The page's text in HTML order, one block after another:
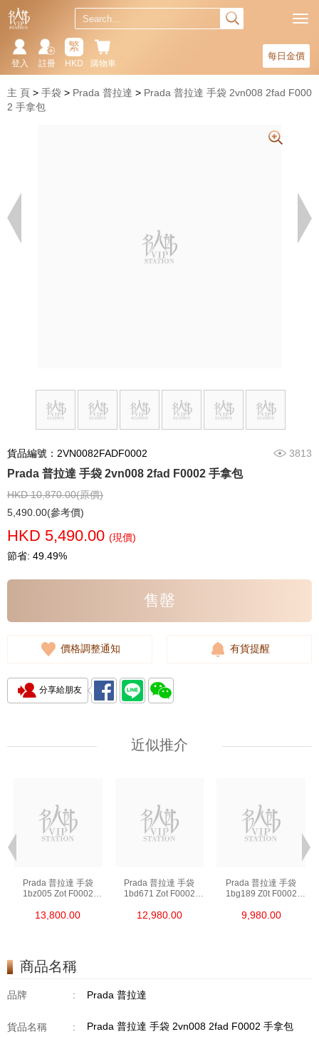
每日金價
購物車
繁
HKD
註冊
登入
主 頁 手袋 Prada 普拉達
Prada 普拉達 手袋 2vn008 2fad F000
2 手拿包
貨品編號：2VN0082FADF0002 3813
Prada 普拉達 手袋 2vn008 2fad F0002 手拿包
HKD 10,870.00(原價)
5,490.00(參考價)
HKD 5,490.00 (現價)
節省: 49.49%
售罄
價格調整通知 有貨提醒
分享給朋友
近似推介
Prada 普拉達 手袋
1bz005 Zot F0002
13,800.00
Prada 普拉達 手袋
1bd671 Zot F0002
12,980.00
Prada 普拉達 手袋
1bg189 Z0t F0002
9,980.00
商品名稱
品牌 : Prada 普拉達
貨品名稱 : Prada 普拉達 手袋 2vn008 2fad F0002 手拿包